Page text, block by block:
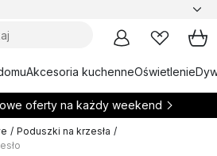
Akcesoria kuchenneOświetlenie
oferty na każdy weekend
/ Poduszki na krzesła /